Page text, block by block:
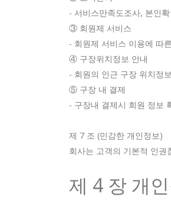
- 서비스만족도조사, 본인
③ 회원제 서비스
- 회원제 서비스 이용에 따
④ 구장위치정보 안내
- 회원의 인근 구장 위치정보
⑤ 구장 내 결제
- 구장내 결제시 회원 정보
제 7 조 (민감한 개인정보)
회사는 고객의 기본적 인
제 4 장 개